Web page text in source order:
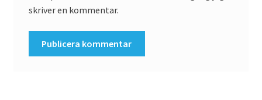
skriver en kommentar.